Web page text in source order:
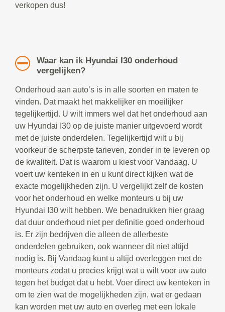
verkopen dus!
Waar kan ik Hyundai I30 onderhoud
vergelijken?
Onderhoud aan auto’s is in alle soorten en maten te
vinden. Dat maakt het makkelijker en moeilijker
tegelijkertijd. U wilt immers wel dat het onderhoud aan
uw Hyundai I30 op de juiste manier uitgevoerd wordt
met de juiste onderdelen. Tegelijkertijd wilt u bij
voorkeur de scherpste tarieven, zonder in te leveren op
de kwaliteit. Dat is waarom u kiest voor Vandaag. U
voert uw kenteken in en u kunt direct kijken wat de
exacte mogelijkheden zijn. U vergelijkt zelf de kosten
voor het onderhoud en welke monteurs u bij uw
Hyundai I30 wilt hebben. We benadrukken hier graag
dat duur onderhoud niet per definitie goed onderhoud
is. Er zijn bedrijven die alleen de allerbeste
onderdelen gebruiken, ook wanneer dit niet altijd
nodig is. Bij Vandaag kunt u altijd overleggen met de
monteurs zodat u precies krijgt wat u wilt voor uw auto
tegen het budget dat u hebt. Voer direct uw kenteken in
om te zien wat de mogelijkheden zijn, wat er gedaan
kan worden met uw auto en overleg met een lokale